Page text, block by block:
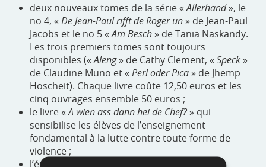
deux nouveaux tomes de la série «Allerhand», le
no 4, « De Jean-Paul rifft de Roger un» de Jean-Paul
Jacobs et le no 5 «Am Bësch» de Tania Naskandy.
Les trois premiers tomes sont toujours
disponibles («Aleng» de Cathy Clement, « Speck»
de Claudine Muno et « Perl oder Pica» de Jhemp
Hoscheit). Chaque livre coûte 12,50 euros et les
cinq ouvrages ensemble 50 euros ;
le livre «A wien ass dann hei de Chef?» qui
sensibilise les élèves de l’enseignement
fondamental à la lutte contre toute forme de
violence ;
l’édition du «
e